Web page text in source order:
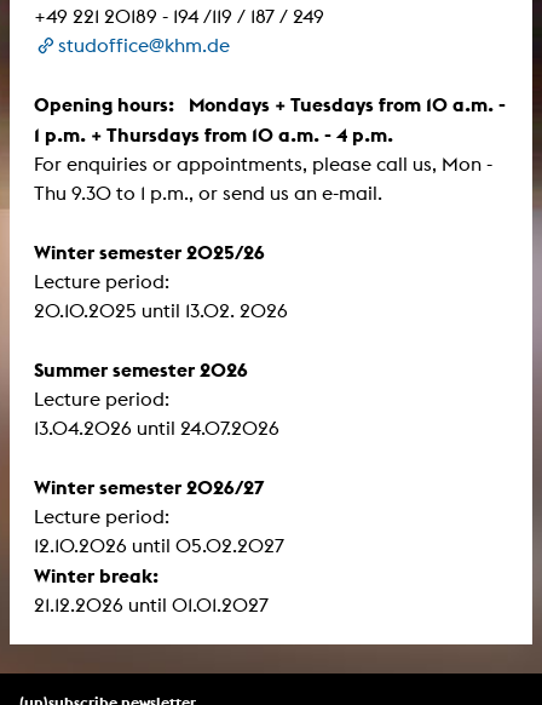
+49 221 20189 - 194 /119 / 187 / 249
studoffice@khm.de
Opening hours: Mondays + Tuesdays from 10 a.m. -
1 p.m. + Thursdays from 10 a.m. - 4 p.m.
For enquiries or appointments, please call us, Mon -
Thu 9.30 to 1 p.m., or send us an e-mail.
Winter semester 2025/26
Lecture period:
​​​​​​​20.10.2025 until 13.02. 2026
Summer semester 2026
Lecture period:
13.04.2026 until 24.07.2026
Winter semester 2026/27
Lecture period:
12.10.2026 until 05.02.2027
Winter break:
21.12.2026 until 01.01.2027